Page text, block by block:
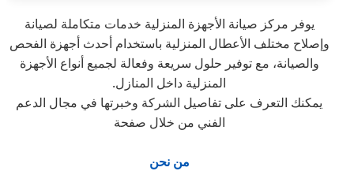
يوفر مركز صيانة الأجهزة المنزلية خدمات متكاملة لصيانة
وإصلاح مختلف الأعطال المنزلية باستخدام أحدث أجهزة الفحص
والصيانة، مع توفير حلول سريعة وفعالة لجميع أنواع الأجهزة
المنزلية داخل المنازل.
يمكنك التعرف على تفاصيل الشركة وخبرتها في مجال الدعم
الفني من خلال صفحة
من نحن